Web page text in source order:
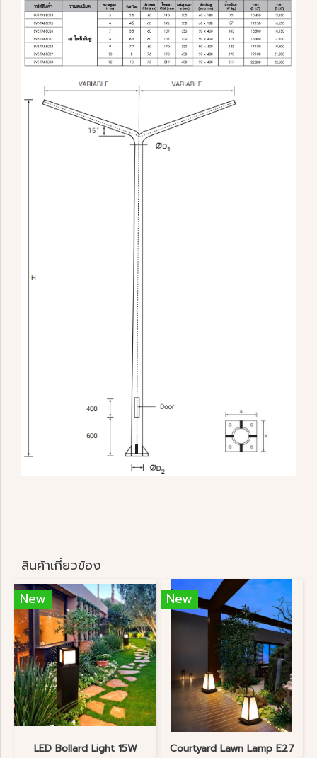
สินค้าเกี่ยวข้อง
New
LED Bollard Light 15W
New
Courtyard Lawn Lamp E27